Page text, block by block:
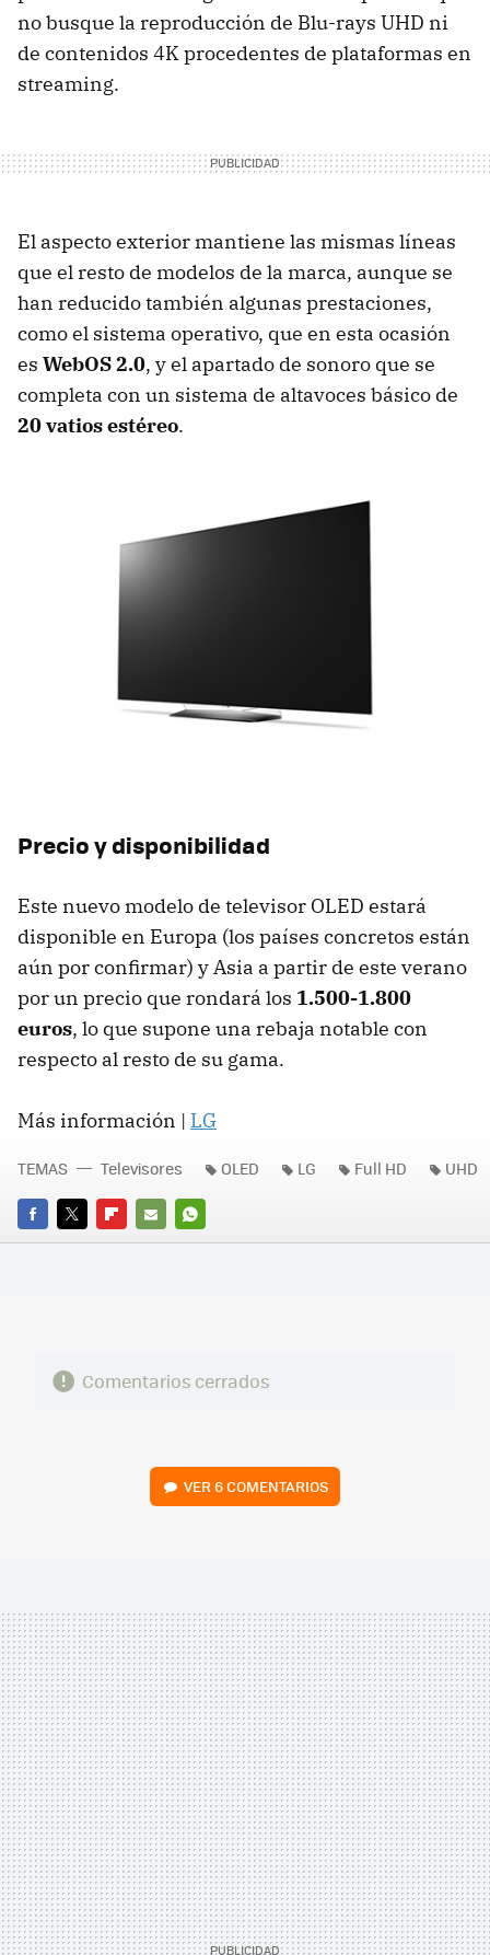
no busque la reproducción de Blu-rays UHD ni
de contenidos 4K procedentes de plataformas en
streaming.
El aspecto exterior mantiene las mismas líneas
que el resto de modelos de la marca, aunque se
han reducido también algunas prestaciones,
como el sistema operativo, que en esta ocasión
es WebOS 2.0, y el apartado de sonoro que se
completa con un sistema de altavoces básico de
20 vatios estéreo.
Precio y disponibilidad
Este nuevo modelo de televisor OLED estará
disponible en Europa (los países concretos están
aún por confirmar) y Asia a partir de este verano
por un precio que rondará los 1.500-1.800
euros, lo que supone una rebaja notable con
respecto al resto de su gama.
Más información | LG
FACEBOOK
TWITTERFLIPBOARD
E-
WHATSAPP
TEMAS Televisores OLED LG Full HD UHD
Comentarios cerrados
VER6 COMENTARIOS